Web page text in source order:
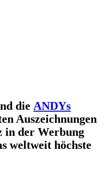
die ANDYs
Auszeichnungen
in der Werbung
weltweit höchste